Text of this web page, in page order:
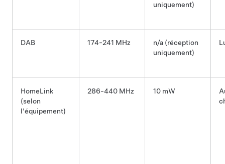
uniquement)
DAB 174-241 MHz
n/a (réception
uniquement)
HomeLink
(selon
l'équipement)
286-440 MHz 10 mW